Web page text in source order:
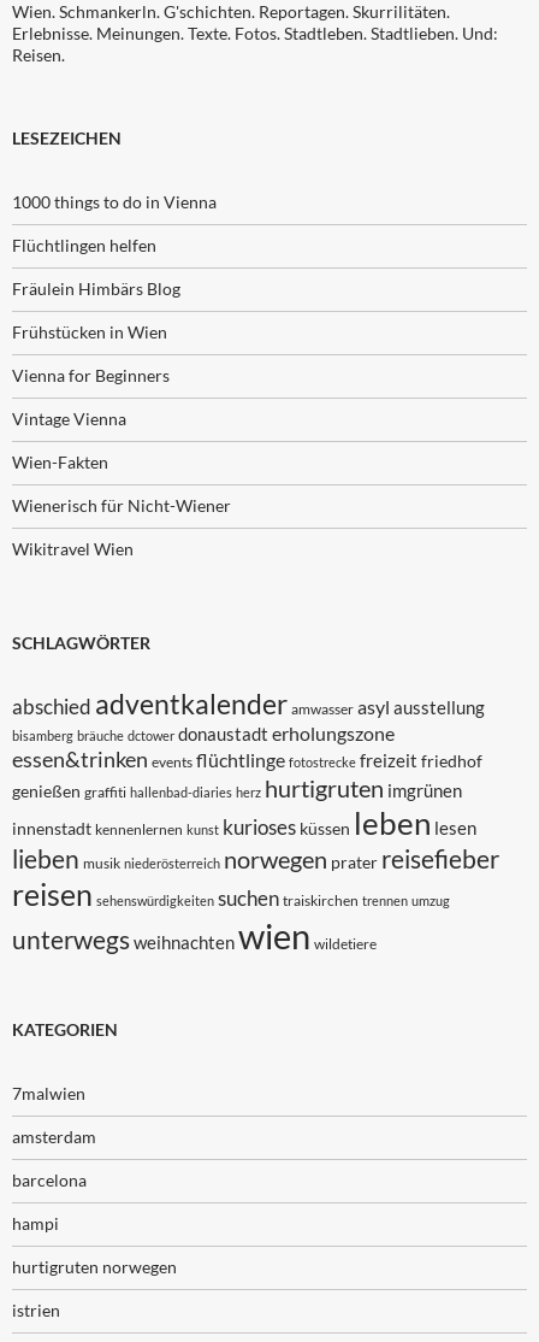
Wien. Schmankerln. G'schichten. Reportagen. Skurrilitäten.
Erlebnisse. Meinungen. Texte. Fotos. Stadtleben. Stadtlieben. Und:
Reisen.
LESEZEICHEN
1000 things to do in Vienna
Flüchtlingen helfen
Fräulein Himbärs Blog
Frühstücken in Wien
Vienna for Beginners
Vintage Vienna
Wien-Fakten
Wienerisch für Nicht-Wiener
Wikitravel Wien
SCHLAGWÖRTER
abschied adventkalender amwasser asyl ausstellung
bisamberg bräuche dctower donaustadt erholungszone
essen&trinken events flüchtlinge fotostrecke freizeit friedhof
genießen graffiti hallenbad-diaries herz hurtigruten imgrünen
innenstadt kennenlernen kunst kurioses küssen leben lesen
lieben musik niederösterreich norwegen prater reisefieber
reisen sehenswürdigkeiten suchen traiskirchen trennen umzug
unterwegsweihnachtenwien wildetiere
KATEGORIEN
7malwien
amsterdam
barcelona
hampi
hurtigruten norwegen
istrien